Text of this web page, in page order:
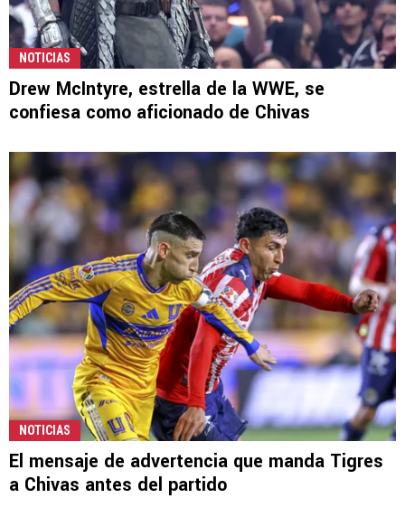
NOTICIAS
Drew McIntyre, estrella de la WWE, se
confiesa como aficionado de Chivas
NOTICIAS
El mensaje de advertencia que manda Tigres
a Chivas antes del partido